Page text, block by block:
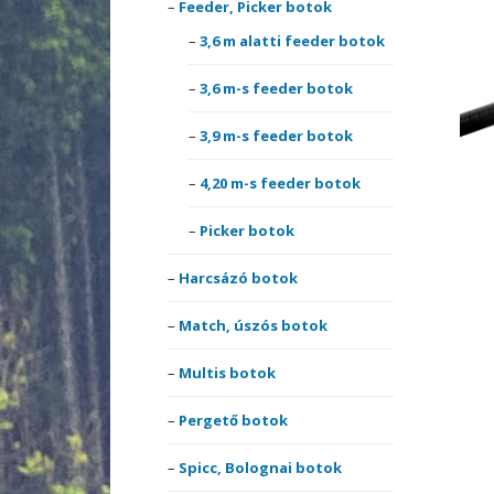
Akciós székek, ágyak,
Akciós szettek
Bottartók, Rod-podok
Csónakmotorok
Merítőhálók,
merítőfejek,
Feeder, Picker botok
3,6 m alatti feeder botok
3,6 m-s feeder botok
3,9 m-s feeder botok
4,20 m-s feeder botok
Picker botok
Harcsázó botok
Match, úszós botok
Multis botok
Pergető botok
Spicc, Bolognai botok